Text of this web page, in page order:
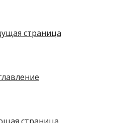
страница